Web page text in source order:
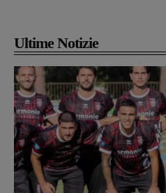
Ultime Notizie